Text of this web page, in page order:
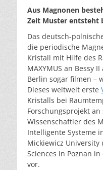
Aus Magnonen
Zeit Muster entsteht
Das deutsch-
die periodische
Kristall mit Hilfe des
MAXYMUS an Bessy
Berlin sogar filmen –
Dieses weltweit erste
Kristalls bei
Forschungsprojekt
Wissenschaftler des
Intelligente Systeme
Mickiewicz University
Sciences in Poznan in
vor.